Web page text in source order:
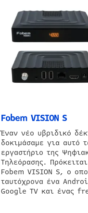
Fobem VISION S
Έναν νέο υβριδικό
δοκιμάσαμε για αυτό
εργαστήριο της
Τηλεόρασης.
Fobem VISION S, ο
ταυτόχρονα ένα
Google TV και ένας